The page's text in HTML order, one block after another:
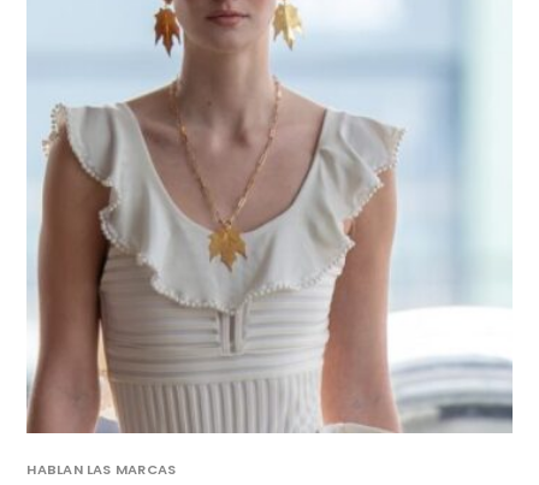
HABLAN LAS MARCAS